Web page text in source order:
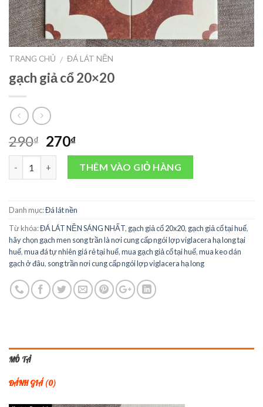
TRANG CHỦ / ĐÁ LÁT NỀN
gạch giả cổ 20×20
290₫ 270₫
THÊM VÀO GIỎ HÀNG
Danh mục:Đá lát nền
Từ khóa:ĐÁ LÁT NỀN SÁNG NHẤT, gạch giả cổ 20x20, gạch giả cổ tại huế,
hãy chọn gạch men song trần là nơi cung cấp ngói lợp viglacera hạ long tại
huế,mua đá tự nhiên giá rẻ tại huế,mua gạch giả cổ tại huế,mua keo dán
gạch ở đâu, song trần nơi cung cấp ngói lợp viglacera hạ long
MÔ TẢ
ĐÁNH GIÁ (0)